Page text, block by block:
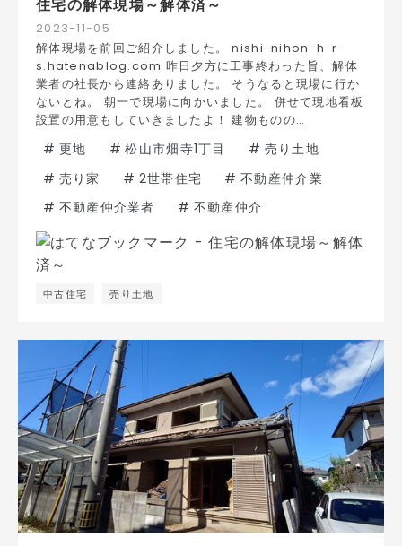
2023-11-05
住宅の解体現場～解体済～
中古住宅 売り土地
解体現場を前回ご紹介しました。 nishi-nihon-h-r-
s.hatenablog.com 昨日夕方に工事終わった旨、解体
業者の社長から連絡ありました。 そうなると現場に行か
ないとね。 朝一で現場に向かいました。 併せて現地看板
設置の用意もしていきましたよ！ 建物ものの…
# 更地 # 松山市畑寺1丁目 # 売り土地
# 売り家 # 2世帯住宅 # 不動産仲介業
# 不動産仲介業者 # 不動産仲介